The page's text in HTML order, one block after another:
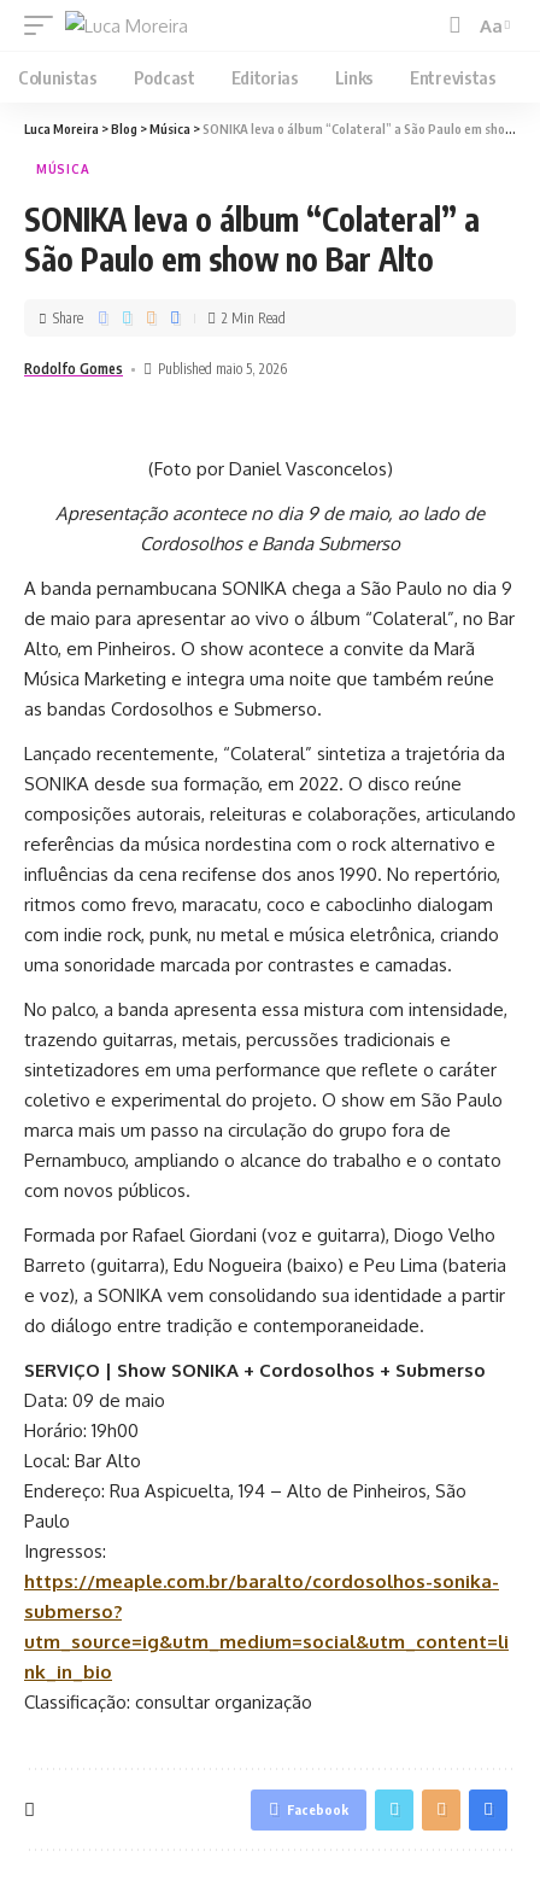
Aa
Colunistas Podcast Editorias Links Entrevistas
Luca Moreira >Blog >Música >SONIKA leva o álbum “Colateral” a São Paulo em show no Bar Alto
MÚSICA
SONIKA leva o álbum “Colateral” a
São Paulo em show no Bar Alto
Rodolfo Gomes Published maio 5, 2026
Share 2 Min Read
(Foto por Daniel Vasconcelos)
Apresentação acontece no dia 9 de maio, ao lado de
Cordosolhos e Banda Submerso
A banda pernambucana SONIKA chega a São Paulo no dia 9
de maio para apresentar ao vivo o álbum “Colateral”, no Bar
Alto, em Pinheiros. O show acontece a convite da Marã
Música Marketing e integra uma noite que também reúne
as bandas Cordosolhos e Submerso.
Lançado recentemente, “Colateral” sintetiza a trajetória da
SONIKA desde sua formação, em 2022. O disco reúne
composições autorais, releituras e colaborações, articulando
referências da música nordestina com o rock alternativo e
influências da cena recifense dos anos 1990. No repertório,
ritmos como frevo, maracatu, coco e caboclinho dialogam
com indie rock, punk, nu metal e música eletrônica, criando
uma sonoridade marcada por contrastes e camadas.
No palco, a banda apresenta essa mistura com intensidade,
trazendo guitarras, metais, percussões tradicionais e
sintetizadores em uma performance que reflete o caráter
coletivo e experimental do projeto. O show em São Paulo
marca mais um passo na circulação do grupo fora de
Pernambuco, ampliando o alcance do trabalho e o contato
com novos públicos.
Formada por Rafael Giordani (voz e guitarra), Diogo Velho
Barreto (guitarra), Edu Nogueira (baixo) e Peu Lima (bateria
e voz), a SONIKA vem consolidando sua identidade a partir
do diálogo entre tradição e contemporaneidade.
SERVIÇO | Show SONIKA + Cordosolhos + Submerso
Data: 09 de maio
Horário: 19h00
Local: Bar Alto
Endereço: Rua Aspicuelta, 194 – Alto de Pinheiros, São
Paulo
Ingressos:
https://meaple.com.br/baralto/cordosolhos-sonika-
submerso?
utm_source=ig&utm_medium=social&utm_content=li
nk_in_bio
Classificação: consultar organização
Facebook